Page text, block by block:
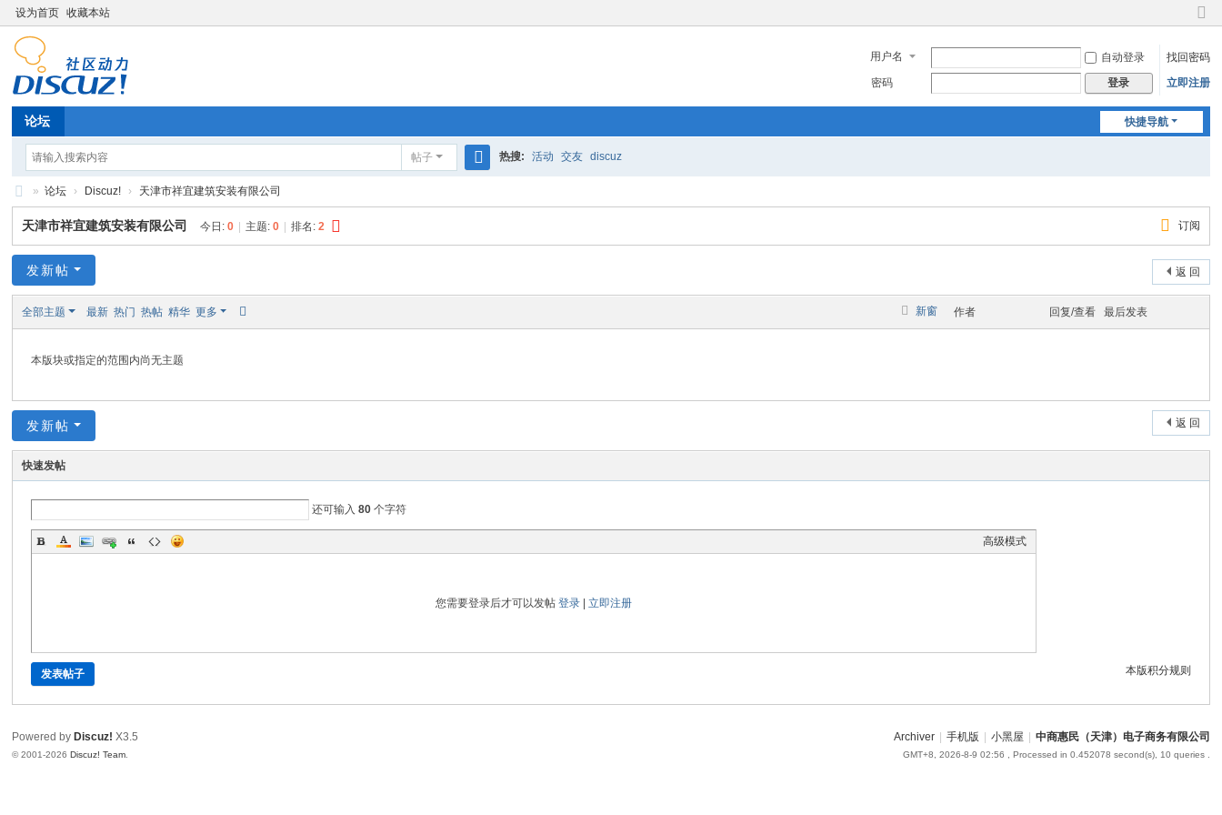
设为首页 收藏本站
切
到
窄
用户名 自动登录
找回密码
密码
登录 立即注册
快捷导航
论坛
帖子
索
热搜: 活动 交友 discuz
中
商
惠
民
）
电
子
商
» 论坛 › Discuz! › 天津市祥宜建筑安装有限公司
订阅
天津市祥宜建筑安装有限公司 今日:0 主题:0 排名:2
返 回
发新帖
新窗
全部主题 最新 热门 热帖 精华 更多 作者 回复/查看 最后发表
本版块或指定的范围内尚无主题
返 回
发新帖
快速发帖
还可输入80 个字符
高级模式
您需要登录后才可以发帖 登录| 立即注册
本版积分规则
发表帖子
Archiver 手机版 小黑屋 中商惠民（天津）电子商务有限公司
GMT+8, 2026-8-9 02:56 , Processed in 0.452078 second(s), 10 queries .
Powered by Discuz! X3.5
© 2001-2026Discuz! Team